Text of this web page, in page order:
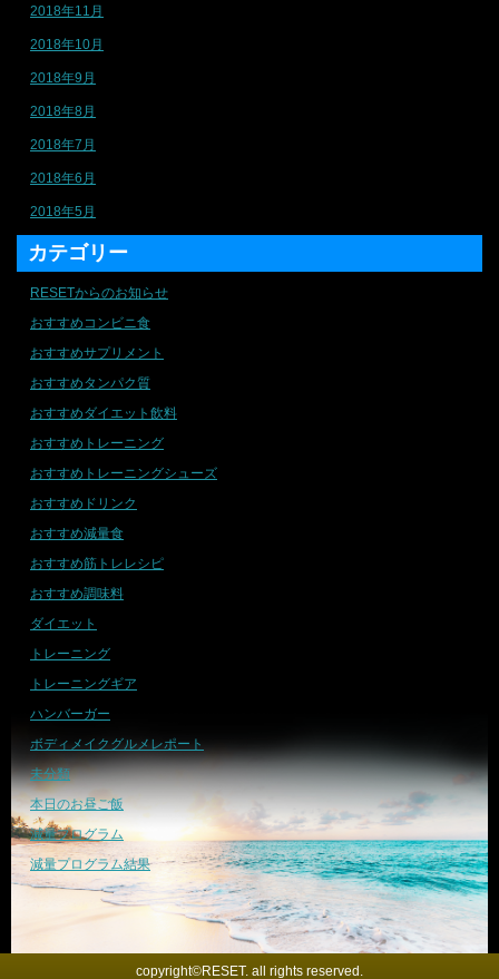
2018年11月
2018年10月
2018年9月
2018年8月
2018年7月
2018年6月
2018年5月
カテゴリー
RESETからのお知らせ
おすすめコンビニ食
おすすめサプリメント
おすすめタンパク質
おすすめダイエット飲料
おすすめトレーニング
おすすめトレーニングシューズ
おすすめドリンク
おすすめ減量食
おすすめ筋トレレシピ
おすすめ調味料
ダイエット
トレーニング
トレーニングギア
ハンバーガー
ボディメイクグルメレポート
未分類
本日のお昼ご飯
減量プログラム
減量プログラム結果
copyright©RESET. all rights reserved.